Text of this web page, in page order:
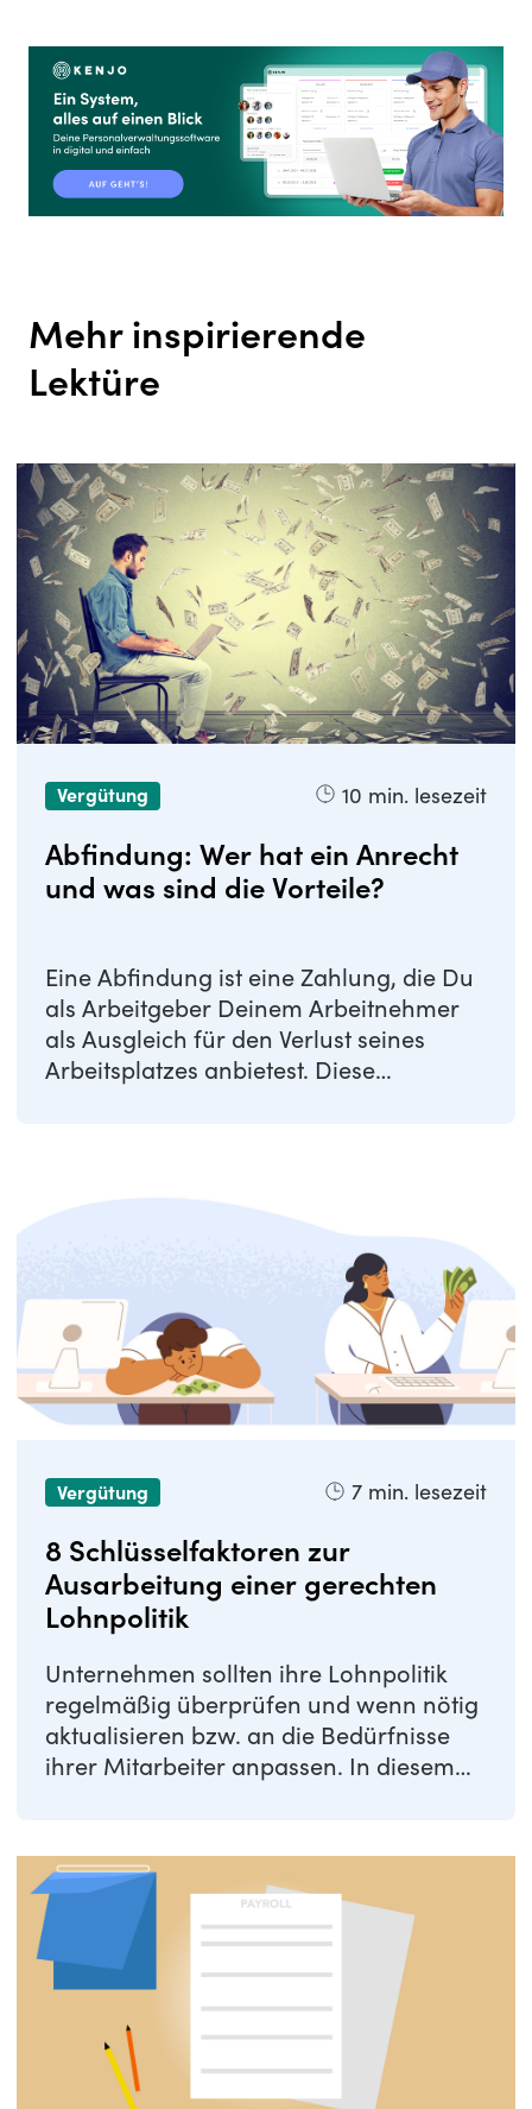
Mehr inspirierende
Lektüre
Vergütung 10 min. lesezeit
Abfindung: Wer hat ein Anrecht
und was sind die Vorteile?
Eine Abfindung ist eine Zahlung, die Du
als Arbeitgeber Deinem Arbeitnehmer
als Ausgleich für den Verlust seines
Arbeitsplatzes anbietest. Diese
Vergütung 7 min. lesezeit
8 Schlüsselfaktoren zur
Ausarbeitung einer gerechten
Lohnpolitik
Unternehmen sollten ihre Lohnpolitik
regelmäßig überprüfen und wenn nötig
aktualisieren bzw. an die Bedürfnisse
ihrer Mitarbeiter anpassen. In diesem